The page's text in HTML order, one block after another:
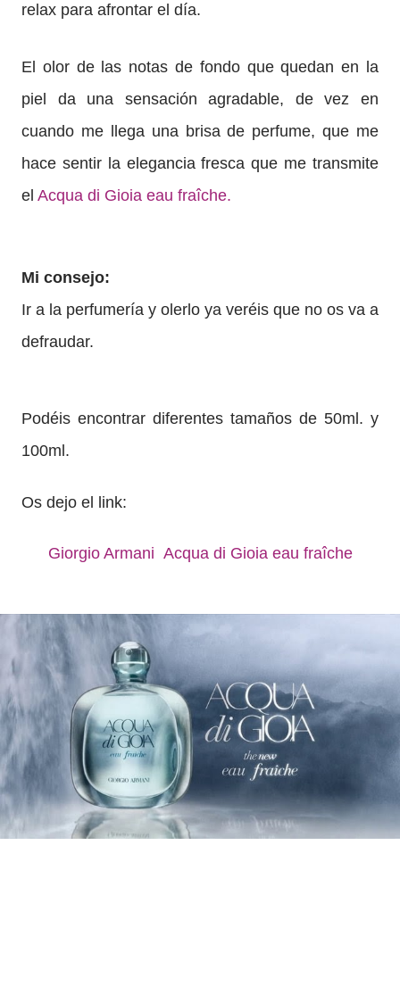
relax para afrontar el día.
El olor de las notas de fondo que quedan en la
piel da una sensación agradable, de vez en
cuando me llega una brisa de perfume, que me
hace sentir la elegancia fresca que me transmite
el Acqua di Gioia eau fraîche.
Mi consejo:
Ir a la perfumería y olerlo ya veréis que no os va a
defraudar.
Podéis encontrar diferentes tamaños de 50ml. y
100ml.
Os dejo el link:
Giorgio Armani Acqua di Gioia eau fraîche